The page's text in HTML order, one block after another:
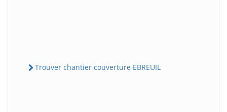
Trouver chantier couverture EBREUIL